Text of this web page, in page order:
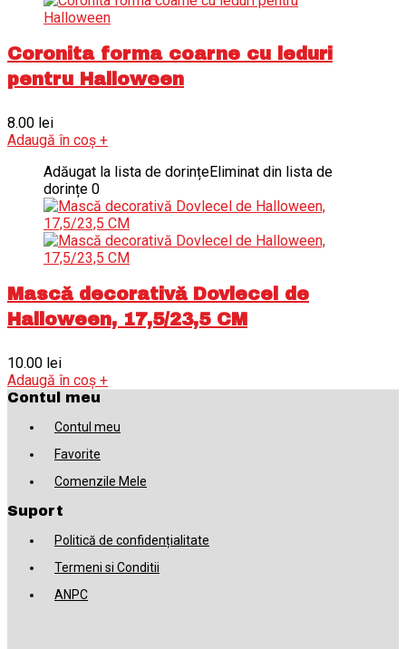
Coronita forma coarne cu leduri
pentru Halloween
8.00 lei
Adaugă în coș +
Adăugat la lista de dorințeEliminat din lista de
dorințe 0
Mască decorativă Dovlecel de
Halloween, 17,5/23,5 CM
10.00 lei
Adaugă în coș +
Contul meu
Contul meu
Favorite
Comenzile Mele
Suport
Politică de confidențialitate
Termeni si Conditii
ANPC